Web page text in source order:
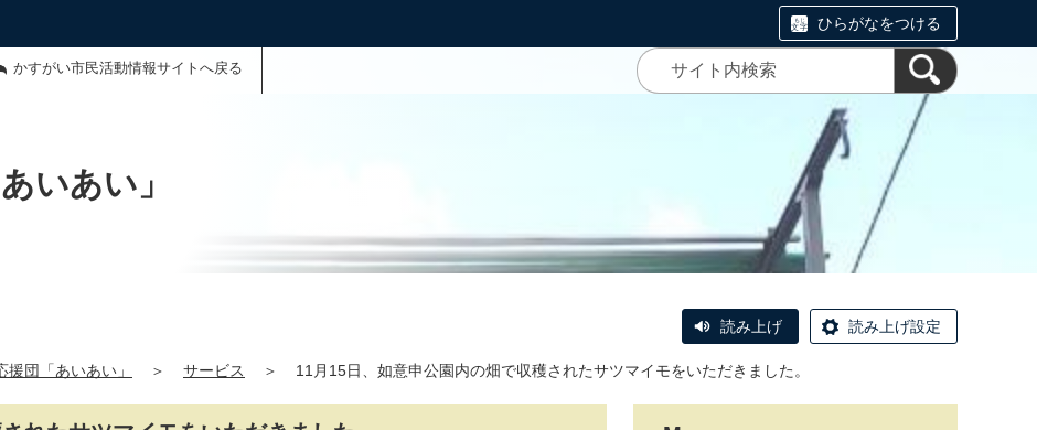
ひらがなをつける
かすがい市民活動情報サイトへ戻る
いあい」
読み上げ 読み上げ設定
団「あいあい」 ＞ サービス ＞ 11月15日、如意申公園内の畑で収穫されたサツマイモをいただきました。